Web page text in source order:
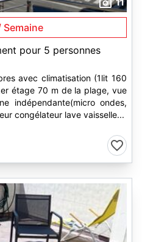
11
pour 5 personnes
avec climatisation (1lit 160
congélateur lave vaisselle...